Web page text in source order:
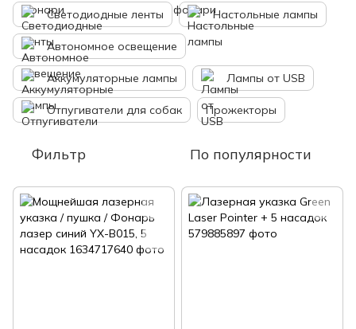
Светодиодные ленты Настольные лампы
Автономное освещение
Аккумуляторные лампы Лампы от USB
Отпугиватели для собак Прожекторы
Фильтр По популярности